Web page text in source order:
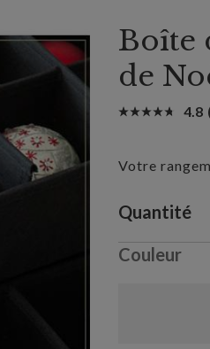
Boîte
de
4.8
Votre
Variant
Quantité
Couleur